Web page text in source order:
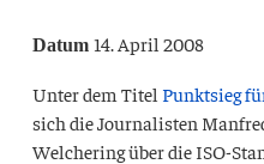
Datum 14. April 2008
Unter dem Titel Punktsieg
sich die Journalisten
Welchering über die ISO-